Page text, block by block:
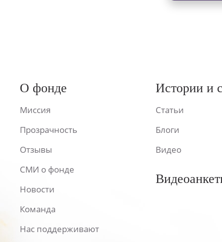
О фонде
Миссия
Прозрачность
Отзывы
СМИ о фонде
Новости
Команда
Нас поддерживают
Истории и
Статьи
Блоги
Видео